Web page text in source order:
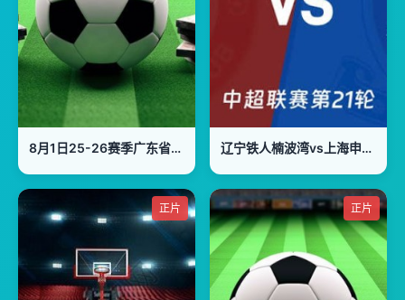
8月1日25-26赛季广东省城市足球超级联赛 深圳VS惠州 辽宁铁人楠波湾vs上海申花 20260802
正片 正片